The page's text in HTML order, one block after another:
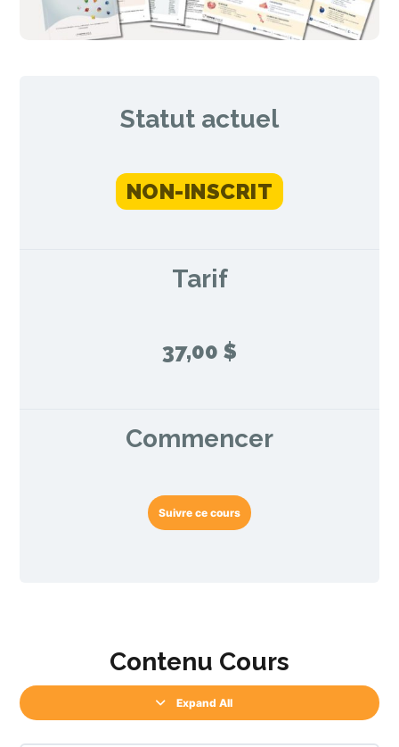
Statut actuel
NON-INSCRIT
Tarif
37,00 $
Commencer
Suivre ce cours
Contenu Cours
Expand All